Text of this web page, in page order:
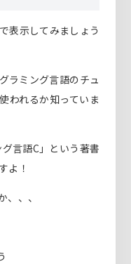
表示してみましょう
ラミング言語のチュ
われるか知っていま
言語C」という著書
よ！
、、